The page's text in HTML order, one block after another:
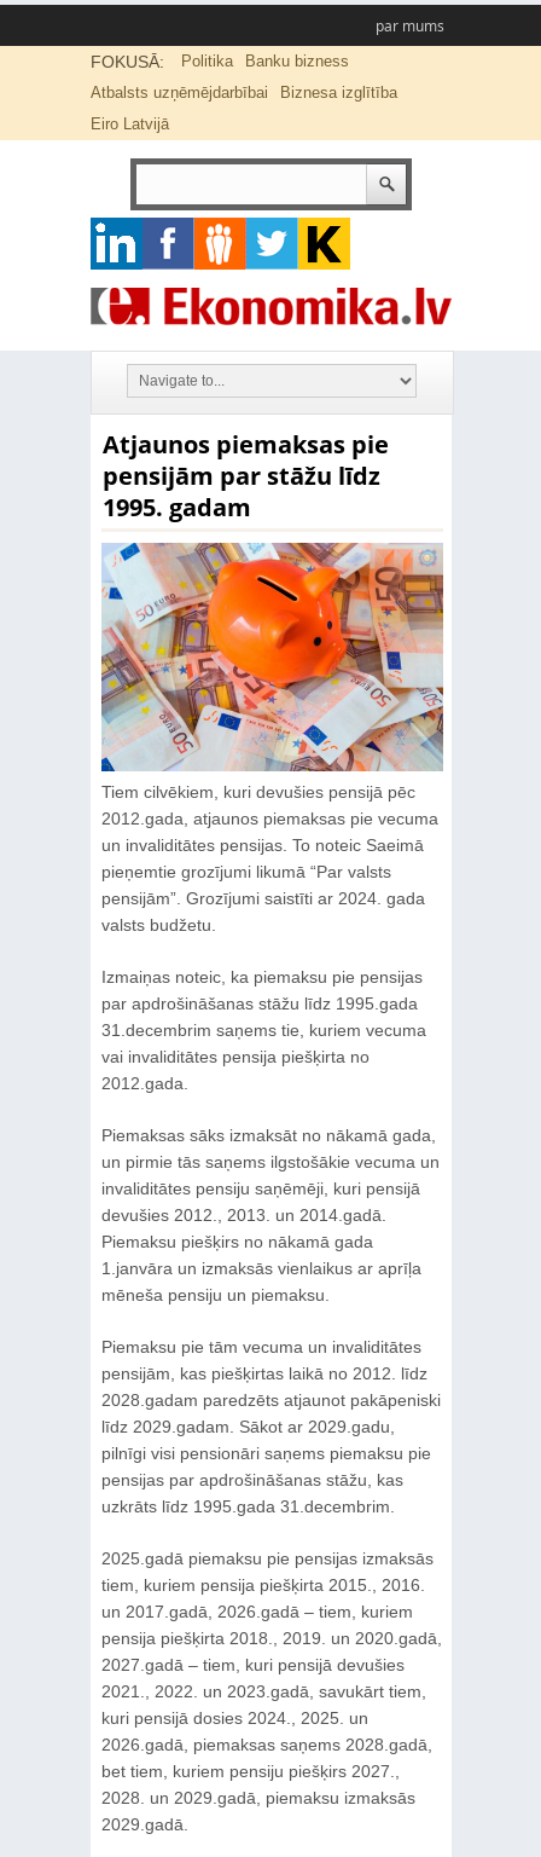
par mums
FOKUSĀ: Politika
Banku bizness
Atbalsts uzņēmējdarbībai
Biznesa izglītība
Eiro Latvijā
Atjaunos piemaksas pie
pensijām par stāžu līdz
1995. gadam
Tiem cilvēkiem, kuri devušies pensijā pēc
2012.gada, atjaunos piemaksas pie vecuma
un invaliditātes pensijas. To noteic Saeimā
pieņemtie grozījumi likumā “Par valsts
pensijām”. Grozījumi saistīti ar 2024. gada
valsts budžetu.
Izmaiņas noteic, ka piemaksu pie pensijas
par apdrošināšanas stāžu līdz 1995.gada
31.decembrim saņems tie, kuriem vecuma
vai invaliditātes pensija piešķirta no
2012.gada.
Piemaksas sāks izmaksāt no nākamā gada,
un pirmie tās saņems ilgstošākie vecuma un
invaliditātes pensiju saņēmēji, kuri pensijā
devušies 2012., 2013. un 2014.gadā.
Piemaksu piešķirs no nākamā gada
1.janvāra un izmaksās vienlaikus ar aprīļa
mēneša pensiju un piemaksu.
Piemaksu pie tām vecuma un invaliditātes
pensijām, kas piešķirtas laikā no 2012. līdz
2028.gadam paredzēts atjaunot pakāpeniski
līdz 2029.gadam. Sākot ar 2029.gadu,
pilnīgi visi pensionāri saņems piemaksu pie
pensijas par apdrošināšanas stāžu, kas
uzkrāts līdz 1995.gada 31.decembrim.
2025.gadā piemaksu pie pensijas izmaksās
tiem, kuriem pensija piešķirta 2015., 2016.
un 2017.gadā, 2026.gadā – tiem, kuriem
pensija piešķirta 2018., 2019. un 2020.gadā,
2027.gadā – tiem, kuri pensijā devušies
2021., 2022. un 2023.gadā, savukārt tiem,
kuri pensijā dosies 2024., 2025. un
2026.gadā, piemaksas saņems 2028.gadā,
bet tiem, kuriem pensiju piešķirs 2027.,
2028. un 2029.gadā, piemaksu izmaksās
2029.gadā.